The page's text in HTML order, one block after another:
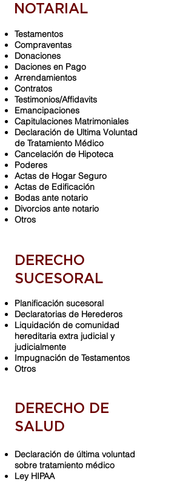
NOTARIAL
Testamentos
Compraventas
Donaciones
Daciones en Pago
Arrendamientos
Contratos
Testimonios/Affidavits
Emancipaciones
Capitulaciones Matrimoniales
Declaración de Ultima Voluntad
de Tratamiento Médico
Cancelación de Hipoteca
Poderes
Actas de Hogar Seguro
Actas de Edificación
Bodas ante notario
Divorcios ante notario
Otros
DERECHO
SUCESORAL
Planificación sucesoral
Declaratorias de Herederos
Liquidación de comunidad
hereditaria extra judicial y
judicialmente
Impugnación de Testamentos
Otros
DERECHO DE
SALUD
Declaración de última voluntad
sobre tratamiento médico
Ley HIPAA